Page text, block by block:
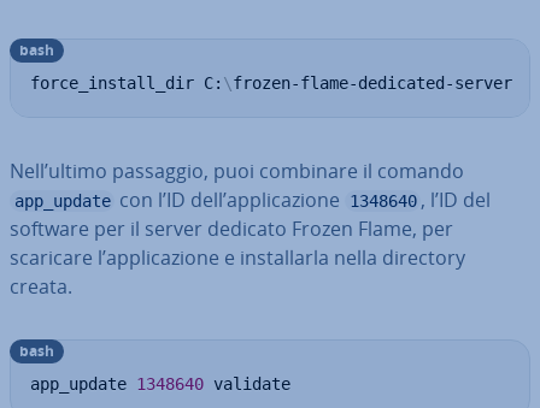
force_install_dir C: \frozen-flame-dedicated-server
bash
Nell’ultimo passaggio, puoi combinare il comando
app_update con l’ID dell’ap­pli­ca­zio­ne 1348640 , l’ID del
software per il server dedicato Frozen Flame, per
scaricare l’ap­pli­ca­zio­ne e in­stal­lar­la nella directory
creata.
app_update 1348640 validate
bash